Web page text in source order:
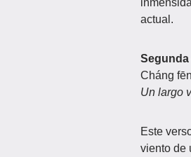
actual.
Segunda
Cháng
Un largo
Este
viento de